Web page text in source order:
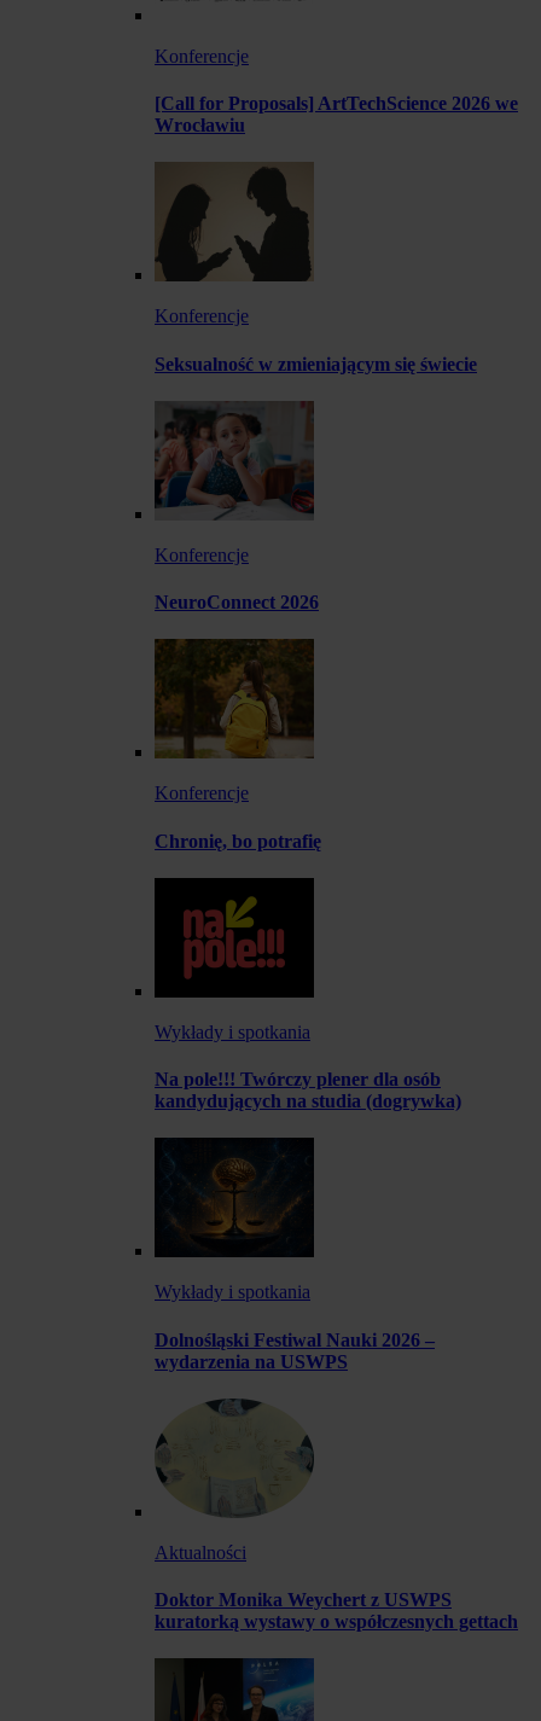
Konferencje
[Call for Proposals] ArtTechScience 2026 we
Wrocławiu
Konferencje
Seksualność w zmieniającym się świecie
Konferencje
NeuroConnect 2026
Konferencje
Chronię, bo potrafię
Wykłady i spotkania
Na pole!!! Twórczy plener dla osób
kandydujących na studia (dogrywka)
Wykłady i spotkania
Dolnośląski Festiwal Nauki 2026 –
wydarzenia na USWPS
Aktualności
Doktor Monika Weychert z USWPS
kuratorką wystawy o współczesnych gettach